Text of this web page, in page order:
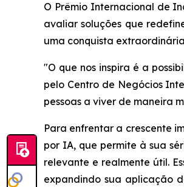
O Prêmio Internacional de
avaliar soluções que
uma conquista
"O que nos inspira é a
pelo Centro de Negócios
pessoas a viver de maneira
Para enfrentar a crescente
por IA, que permite à sua
relevante e realmente útil.
expandindo sua aplicação